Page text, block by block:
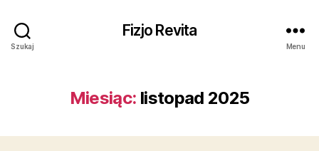
Szukaj
Fizjo Revita
Menu
Miesiąc: listopad 2025